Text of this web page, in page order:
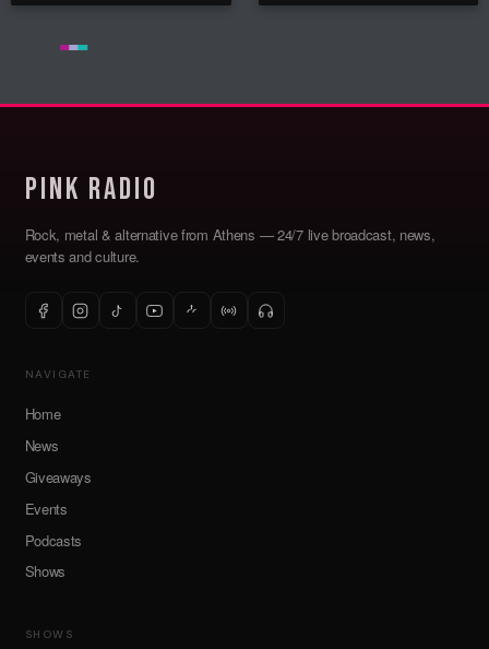
Pink Radio
Rock, metal & alternative from Athens — 24/7 live broadcast, news,
events and culture.
NAVIGATE
Home
News
Giveaways
Events
Podcasts
Shows
SHOWS